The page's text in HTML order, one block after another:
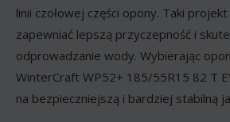
linii czołowej części opony. Taki
zapewniać lepszą przyczepność i
odprowadzanie wody. Wybierając
WinterCraft WP52+ 185/55R15 82 T
na bezpieczniejszą i bardziej stabilną